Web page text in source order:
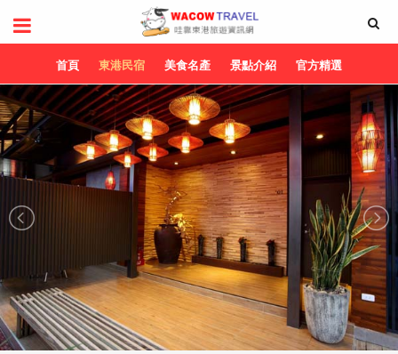
首頁 東港民宿 美食名產 景點介紹 官方精選